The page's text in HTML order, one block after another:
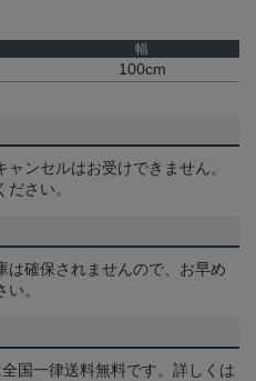
幅
100cm
ンセルはお受けできません。
ださい。
は確保されませんので、お早め
。
国一律送料無料です。詳しくは